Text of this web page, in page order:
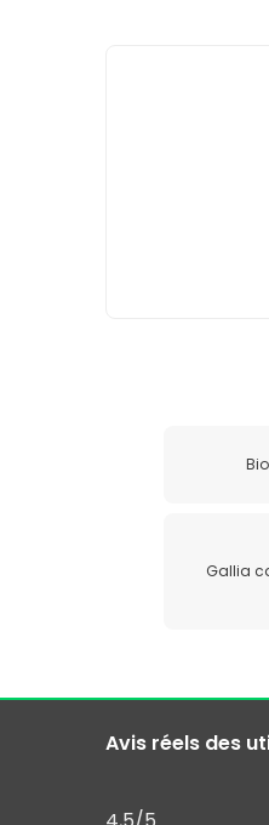
Gallia
Avis réels des